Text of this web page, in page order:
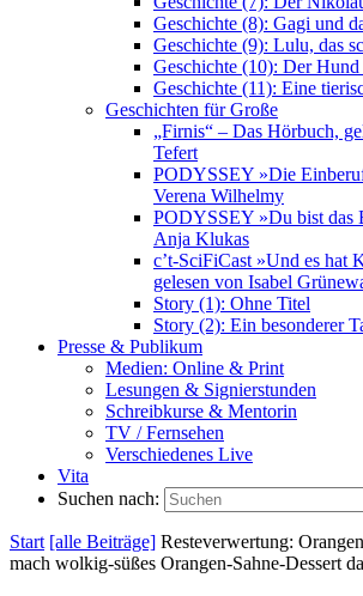
Geschichte (8): Gagi und
Geschichte (9): Lulu, das
Geschichte (10): Der
Geschichte (11): Eine
Geschichten für Große
„Firnis“ – Das Hörbuch,
Tefert
PODYSSEY »Die
Verena Wilhelmy
PODYSSEY »Du bist das
Anja Klukas
c’t-SciFiCast »Und es hat
gelesen von Isabel
Story (1): Ohne Titel
Story (2): Ein besonderer
Presse & Publikum
Medien: Online & Print
Lesungen & Signierstunden
Schreibkurse & Mentorin
TV / Fernsehen
Verschiedenes Live
Vita
Suchen nach:
Start [alle Beiträge] Resteverwertung:
mach wolkig-süßes Orangen-Sahne-Dessert